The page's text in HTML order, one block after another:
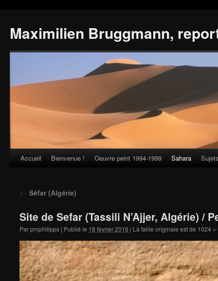
Maximilien Bruggmann,
Skip
content
Accueil Bienvenue ! Oeuvre peint 1994-1999 Sahara
← Séfar (Algérie)
Site de Sefar (Tassili N’Ajjer, Algérie) /
Parpmphilipps | Publié le 18 février 2016 | La taille originale est de 1024 ×